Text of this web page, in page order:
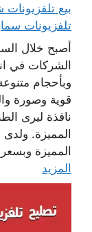
تلفزيونات
أصبح خلال
الشركات في
قوية وصورة
نافذة ليرى
المميزة.
المميزة
المزيد